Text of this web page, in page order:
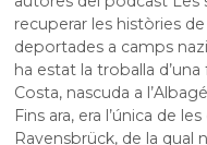
recuperar les històries
deportades a camps
ha estat la troballa
Costa, nascuda a
Fins ara, era l’única de
Ravensbrück, de la qual